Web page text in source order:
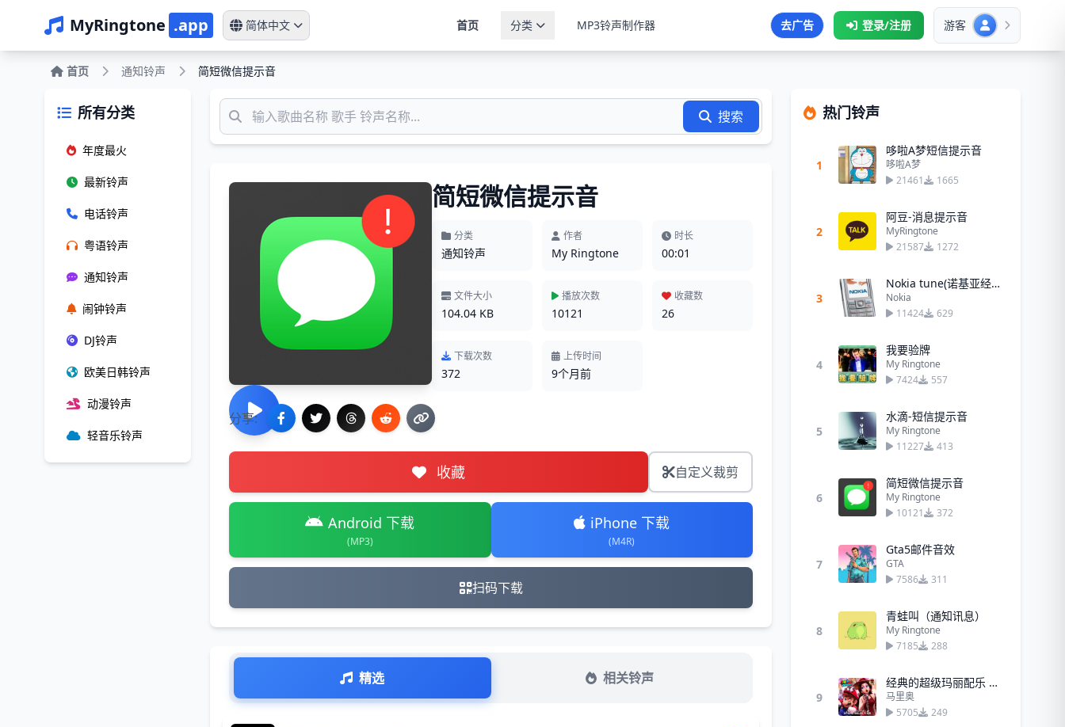
MyRingtone .app 简体中文 首页 分类 MP3铃声制作器 去广告 登录/注册 游客
首页 通知铃声 简短微信提示音
所有分类
年度最火
最新铃声
电话铃声
粤语铃声
通知铃声
闹钟铃声
DJ铃声
欧美日韩铃声
动漫铃声
轻音乐铃声
搜索
简短微信提示音
分类
通知铃声
作者
My Ringtone
时长
00:01
文件大小
104.04 KB
播放次数
10121
收藏数
26
下载次数
372
上传时间
9个月前
分享:
收藏 自定义裁剪
Android 下载
(MP3)
iPhone 下载
(M4R)
扫码下载
精选 相关铃声
热门铃声
1
哆啦A梦短信提示音
哆啦A梦
21461
1665
2
阿豆-消息提示音
MyRingtone
21587
1272
3
Nokia tune(诺基亚经典铃声)
Nokia
11424
629
4
我要验牌
My Ringtone
7424
557
5
水滴-短信提示音
My Ringtone
11227
413
6
简短微信提示音
My Ringtone
10121
372
7
Gta5邮件音效
GTA
7586
311
8
青蛙叫（通知讯息）
My Ringtone
7185
288
9
经典的超级玛丽配乐 - 马里奥
马里奥
5705
249